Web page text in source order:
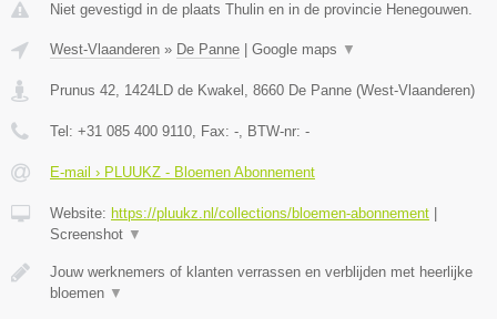
Niet gevestigd in de plaats Thulin en in de provincie Henegouwen.
West-Vlaanderen » De Panne Google maps ▼
Prunus 42, 1424LD de Kwakel , 8660 De Panne (West-Vlaanderen)
Tel: +31 085 400 9110, Fax: -, BTW-nr: -
E-mail › PLUUKZ - Bloemen Abonnement
Website: https://pluukz.nl/collections/bloemen-abonnement
Screenshot ▼
Jouw werknemers of klanten verrassen en verblijden met heerlijke
bloemen ▼